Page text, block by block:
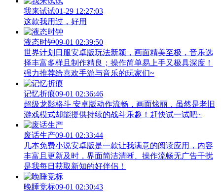
我来试试01-29 12:27:03
这款我用过，好用
液态时钟09-01 02:39:50
世界计划日服安卓版玩法新颖，画面精美至极，音乐选
择丰富多样且制作精良；操作简单易上手又极具深度！
强力推荐给喜欢手游与音乐的玩家们~
记忆折痕09-01 02:36:46
超级龙影格斗 安卓版动作流畅，画面炫丽，虽然是老旧
游戏模式却能提供持续的战斗乐趣！赶快试一试吧~
废话生产09-01 02:33:44
几本免费小说安卓版是一款让我满意的阅读应用，内容
丰富且更新及时，界面简洁清晰、操作流畅无广告干扰
是我每日获取新知的好伴侣！
晚睡竞标09-01 02:30:43